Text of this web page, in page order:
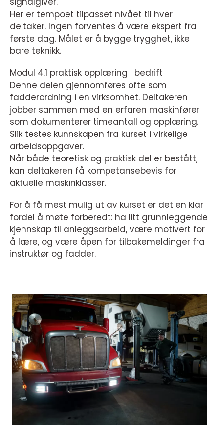
Her er tempoet tilpasset nivået til hver
deltaker. Ingen forventes å være ekspert fra
første dag. Målet er å bygge trygghet, ikke
bare teknikk.
Modul 4.1 praktisk opplæring i bedrift
Denne delen gjennomføres ofte som
fadderordning i en virksomhet. Deltakeren
jobber sammen med en erfaren maskinfører
som dokumenterer timeantall og opplæring.
Slik testes kunnskapen fra kurset i virkelige
arbeidsoppgaver.
Når både teoretisk og praktisk del er bestått,
kan deltakeren få kompetansebevis for
aktuelle maskinklasser.
For å få mest mulig ut av kurset er det en klar
fordel å møte forberedt: ha litt grunnleggende
kjennskap til anleggsarbeid, være motivert for
å lære, og være åpen for tilbakemeldinger fra
instruktør og fadder.